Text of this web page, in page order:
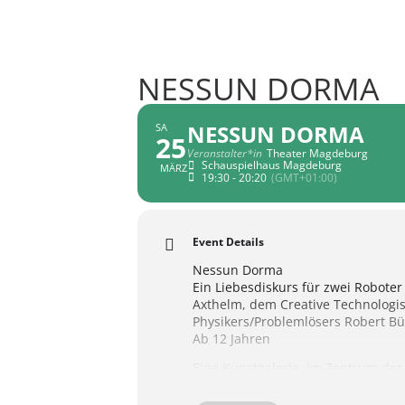
NESSUN DORMA
SA
25
MÄRZ
NESSUN DORMA
Veranstalter*in Theater Magdeburg
Schauspielhaus Magdeburg
19:30 - 20:20 (GMT+01:00)
Event Details
Nessun Dorma
Ein Liebesdiskurs für zwei
Axthelm, dem Creative
Physikers/Problemlösers Robert
Ab 12 Jahren